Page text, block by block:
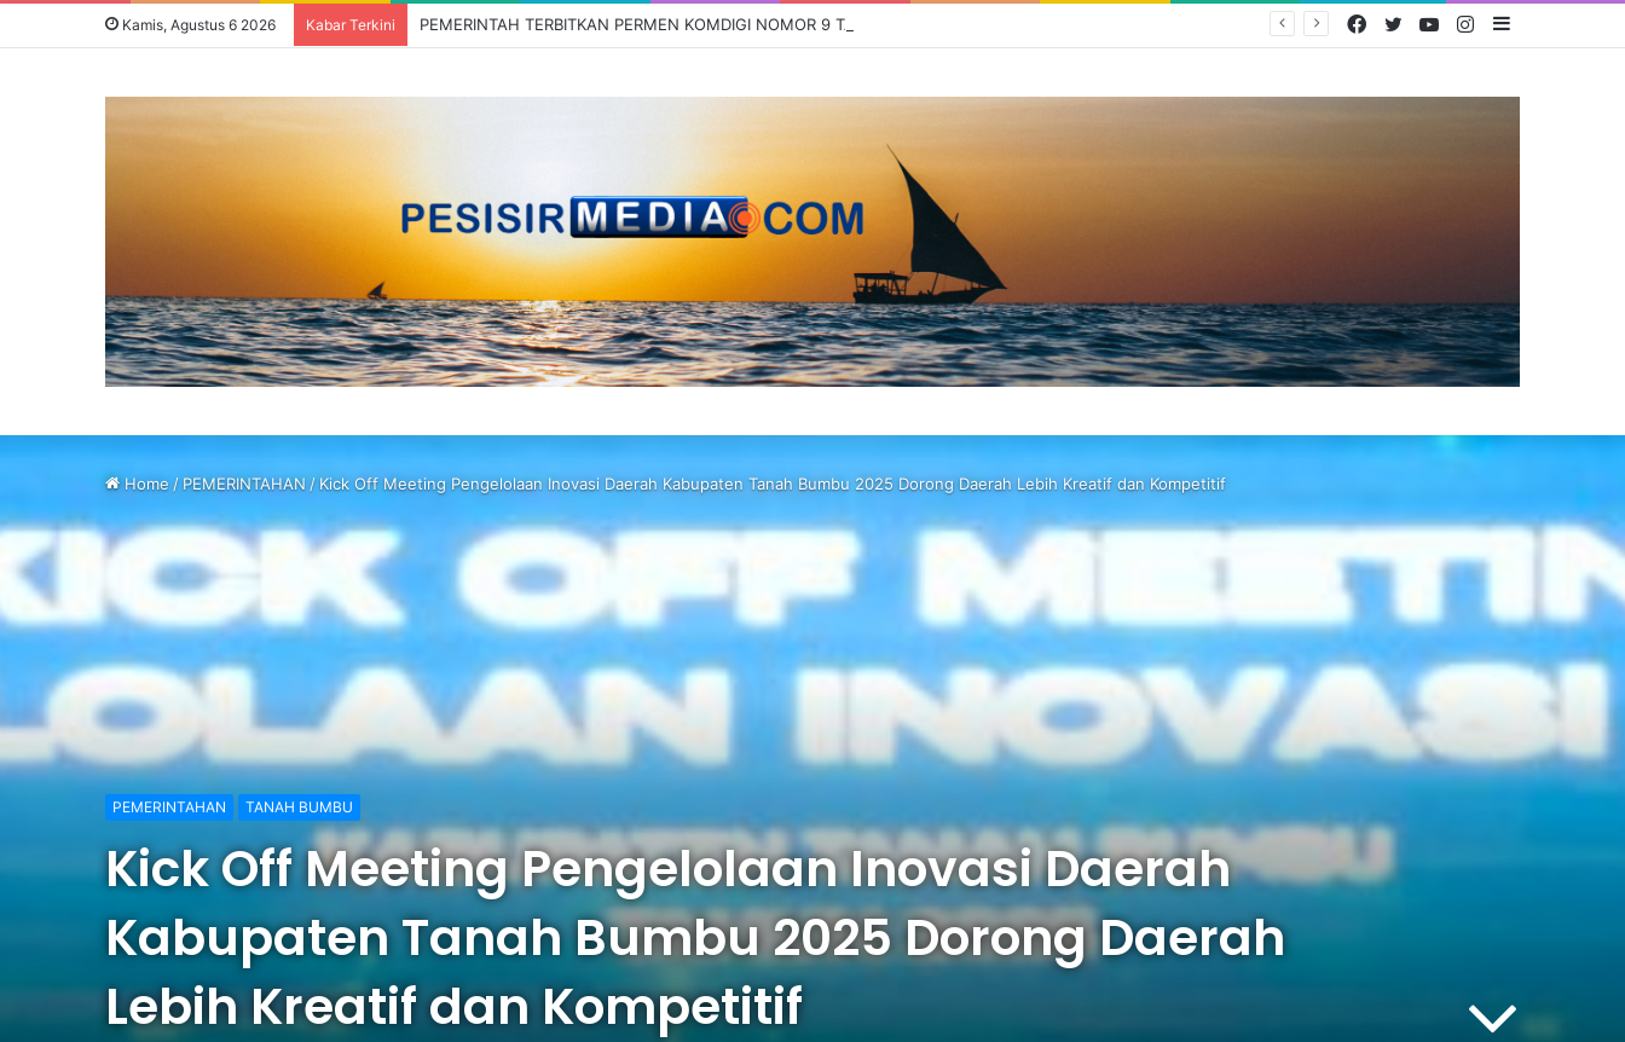
Kamis, Agustus 6 2026 Kabar Terkini Sidebar
Instagram
YouTube
Twitter
Facebook
Home/PEMERINTAHAN /Kick Off Meeting Pengelolaan Inovasi Daerah Kabupaten Tanah Bumbu 2025 Dorong Daerah Lebih Kreatif dan Kompetitif
PEMERINTAHAN TANAH BUMBU
Kick Off Meeting Pengelolaan Inovasi Daerah
Kabupaten Tanah Bumbu 2025 Dorong Daerah
Lebih Kreatif dan Kompetitif